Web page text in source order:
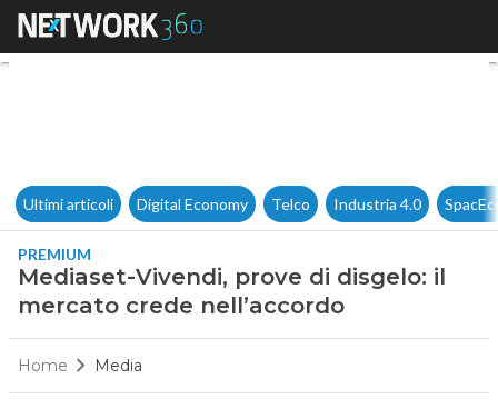
Mediaset-Vivendi, prove di
Ultimi articoli Digital Economy Telco Industria 4.0
PREMIUM
Mediaset-Vivendi, prove di disgelo: il
mercato crede nell’accordo
Home Media